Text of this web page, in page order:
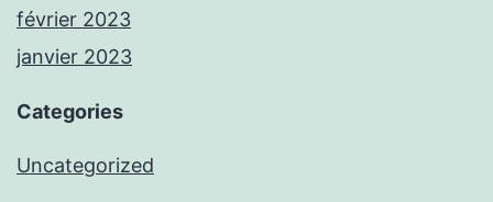
février 2023
janvier 2023
Categories
Uncategorized